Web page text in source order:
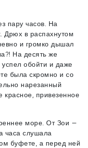
пару часов. На
в распахнутом
и громко дышал
На десять же
обойти и даже
была скромно и со
нарезанный
красное, привезенное
море. От Зои —
часа слушала
буфете, а перед ней